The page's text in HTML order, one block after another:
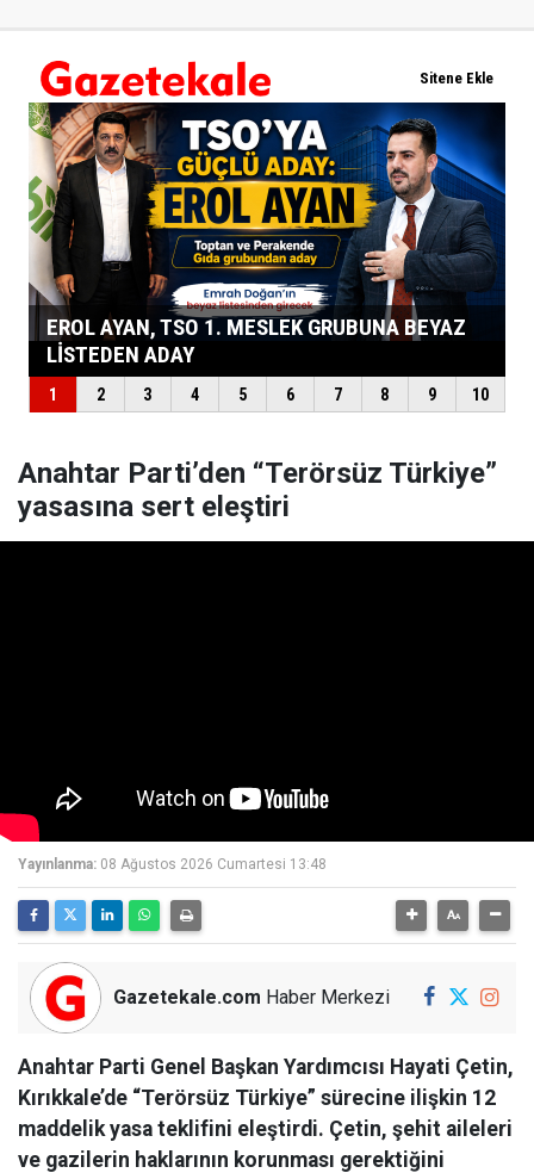
Anahtar Parti’den “Terörsüz Türkiye”
yasasına sert eleştiri
Yayınlanma: 08 Ağustos 2026 Cumartesi 13:48
Gazetekale.com Haber Merkezi
Anahtar Parti Genel Başkan Yardımcısı Hayati Çetin,
Kırıkkale’de “Terörsüz Türkiye” sürecine ilişkin 12
maddelik yasa teklifini eleştirdi. Çetin, şehit aileleri
ve gazilerin haklarının korunması gerektiğini